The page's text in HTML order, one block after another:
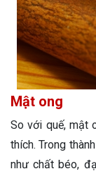
Mật ong
So với quế, mật
thích. Trong
như chất béo,